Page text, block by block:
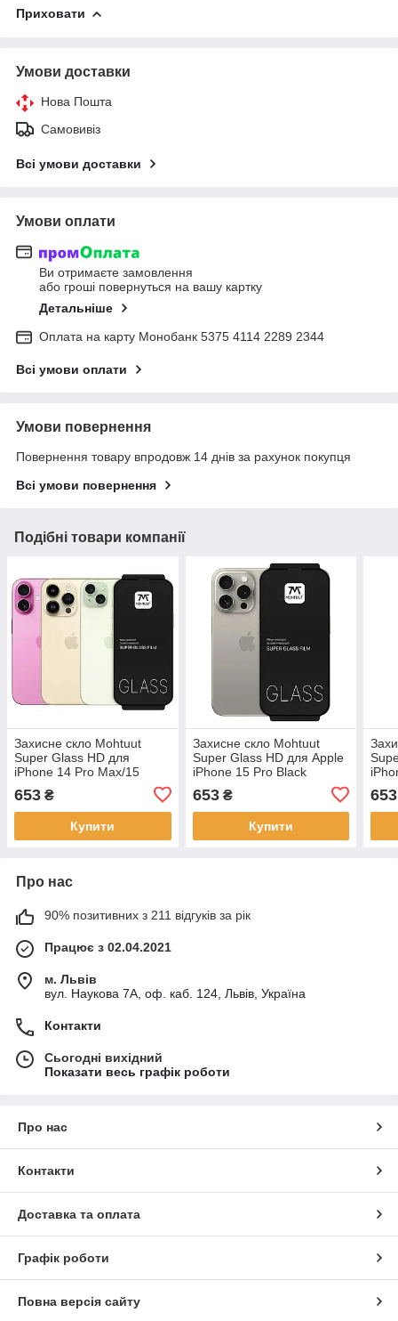
Приховати
Умови доставки
Нова Пошта
Самовивіз
Всі умови доставки
Умови оплати
Ви отримаєте замовлення
або гроші повернуться на вашу картку
Детальніше
Оплата на карту Монобанк 5375 4114 2289 2344
Всі умови оплати
Умови повернення
Повернення товару впродовж 14 днів за рахунок покупця
Всі умови повернення
Подібні товари компанії
Захисне скло Mohtuut
Super Glass HD для
iPhone 14 Pro Max/15
653 ₴
Купити
Захисне скло Mohtuut
Super Glass HD для Apple
iPhone 15 Pro Black
653₴
Купити
653
Про нас
90% позитивних з 211 відгуків за рік
Працює з 02.04.2021
м. Львів
вул. Наукова 7А, оф. каб. 124, Львів, Україна
Контакти
Сьогодні вихідний
Показати весь графік роботи
Про нас
Контакти
Доставка та оплата
Графік роботи
Повна версія сайту